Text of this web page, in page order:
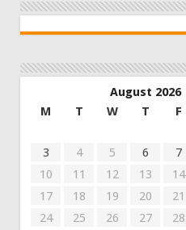
August 2026
M
T W T F
3
4 5 6 7
10
11 12 13 14
17
18 19 20 21
24
25 26 27 28